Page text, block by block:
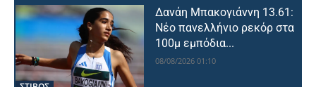
Δανάη Μπακογιάννη 13.61:
Νέο πανελλήνιο ρεκόρ στα
100μ εμπόδια...
08/08/2026 01:10